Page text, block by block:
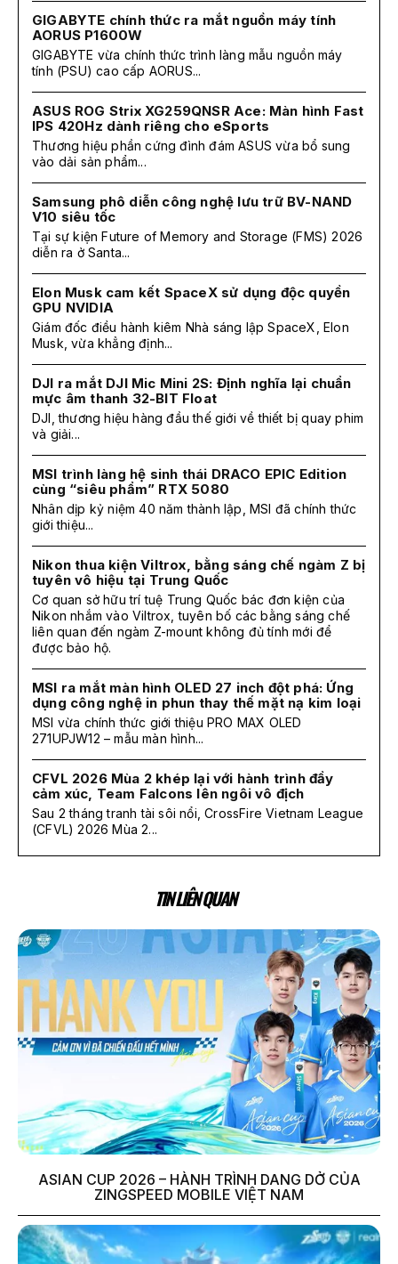
GIGABYTE chính thức ra mắt nguồn máy tính
AORUS P1600W
GIGABYTE vừa chính thức trình làng mẫu nguồn máy
tính (PSU) cao cấp AORUS...
ASUS ROG Strix XG259QNSR Ace: Màn hình Fast
IPS 420Hz dành riêng cho eSports
Thương hiệu phần cứng đình đám ASUS vừa bổ sung
vào dải sản phẩm...
Samsung phô diễn công nghệ lưu trữ BV-NAND
V10 siêu tốc
Tại sự kiện Future of Memory and Storage (FMS) 2026
diễn ra ở Santa...
Elon Musk cam kết SpaceX sử dụng độc quyền
GPU NVIDIA
Giám đốc điều hành kiêm Nhà sáng lập SpaceX, Elon
Musk, vừa khẳng định...
DJI ra mắt DJI Mic Mini 2S: Định nghĩa lại chuẩn
mực âm thanh 32-BIT Float
DJI, thương hiệu hàng đầu thế giới về thiết bị quay phim
và giải...
MSI trình làng hệ sinh thái DRACO EPIC Edition
cùng “siêu phẩm” RTX 5080
Nhân dịp kỷ niệm 40 năm thành lập, MSI đã chính thức
giới thiệu...
Nikon thua kiện Viltrox, bằng sáng chế ngàm Z bị
tuyên vô hiệu tại Trung Quốc
Cơ quan sở hữu trí tuệ Trung Quốc bác đơn kiện của
Nikon nhắm vào Viltrox, tuyên bố các bằng sáng chế
liên quan đến ngàm Z-mount không đủ tính mới để
được bảo hộ.
MSI ra mắt màn hình OLED 27 inch đột phá: Ứng
dụng công nghệ in phun thay thế mặt nạ kim loại
MSI vừa chính thức giới thiệu PRO MAX OLED
271UPJW12 – mẫu màn hình...
CFVL 2026 Mùa 2 khép lại với hành trình đầy
cảm xúc, Team Falcons lên ngôi vô địch
Sau 2 tháng tranh tài sôi nổi, CrossFire Vietnam League
(CFVL) 2026 Mùa 2...
TIN LIÊN QUAN
ASIAN CUP 2026 – HÀNH TRÌNH DANG DỞ CỦA
ZINGSPEED MOBILE VIỆT NAM